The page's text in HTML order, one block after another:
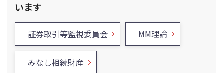
います
証券取引等監視委員会 MM理論
みなし相続財産